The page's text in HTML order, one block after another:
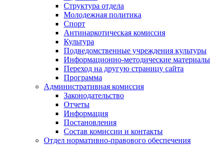
Структура отдела
Молодежная политика
Спорт
Антинаркотическая комиссия
Культура
Подведомственные учреждения культуры
Информационно-методические материалы
Переход на другую страницу сайта
Программа
Административная комиссия
Законодательство
Отчеты
Информация
Постановления
Состав комиссии и контакты
Отдел нормативно-правового обеспечения